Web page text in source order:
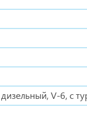
V-6, с